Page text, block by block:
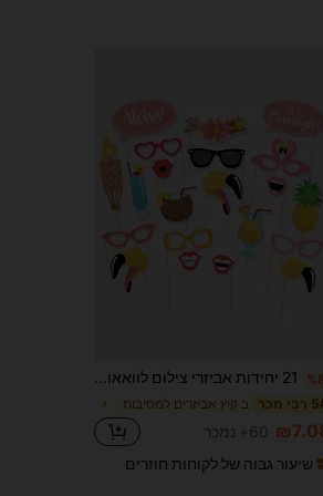
21 יחידות אביזרי צילום לוואאו הוואי, אביזרי תא צילום למסיבת לואו, אביזרי צילום למסיבת לואו, אביזרי צילום למסיבת הוואי ואביזרי תא צילום לקיץ, קישוטי מסיבה בנושא הוואי
מכר ב קַיִץ אביזרים למסיבות
60+ נמכר
שיעור גבוה של לקוחות חוזרים